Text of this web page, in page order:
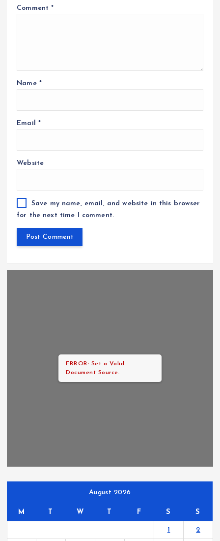
Comment*
Name *
Email *
Website
Save my name, email, and website in this browser
for the next time I comment.
ERROR: Set a Valid
Document Source.
August 2026
M T W T F S S
1 2